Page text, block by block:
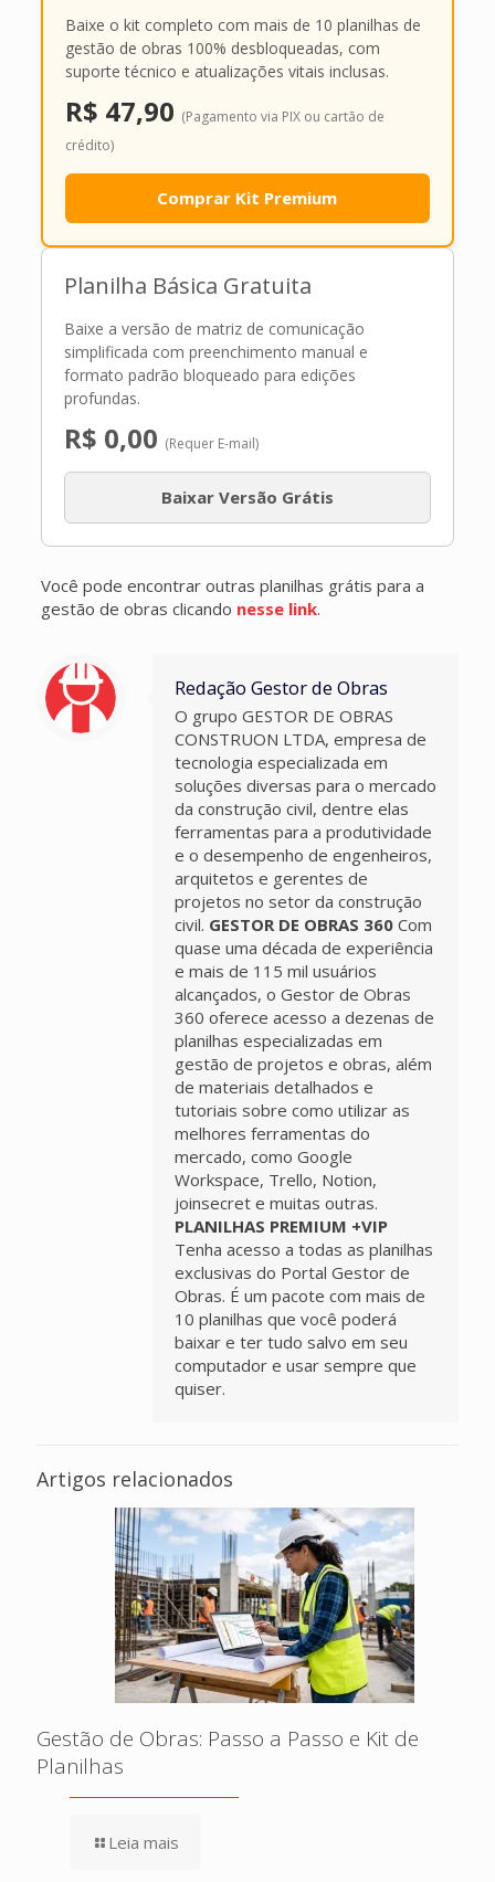
Baixe o kit completo com mais de 10 planilhas de
gestão de obras 100% desbloqueadas, com
suporte técnico e atualizações vitais inclusas.
R$ 47,90 (Pagamento via PIX ou cartão de
crédito)
Comprar Kit Premium
Planilha Básica Gratuita
Baixe a versão de matriz de comunicação
simplificada com preenchimento manual e
formato padrão bloqueado para edições
profundas.
R$ 0,00 (Requer E-mail)
Baixar Versão Grátis
Você pode encontrar outras planilhas grátis para a
gestão de obras clicando nesse link.
Redação Gestor de Obras
O grupo GESTOR DE OBRAS
CONSTRUON LTDA, empresa de
tecnologia especializada em
soluções diversas para o mercado
da construção civil, dentre elas
ferramentas para a produtividade
e o desempenho de engenheiros,
arquitetos e gerentes de
projetos no setor da construção
civil. GESTOR DE OBRAS 360 Com
quase uma década de experiência
e mais de 115 mil usuários
alcançados, o Gestor de Obras
360 oferece acesso a dezenas de
planilhas especializadas em
gestão de projetos e obras, além
de materiais detalhados e
tutoriais sobre como utilizar as
melhores ferramentas do
mercado, como Google
Workspace, Trello, Notion,
joinsecret e muitas outras.
PLANILHAS PREMIUM +VIP
Tenha acesso a todas as planilhas
exclusivas do Portal Gestor de
Obras. É um pacote com mais de
10 planilhas que você poderá
baixar e ter tudo salvo em seu
computador e usar sempre que
quiser.
Artigos relacionados
Gestão de Obras: Passo a Passo e Kit de
Planilhas
Leia mais